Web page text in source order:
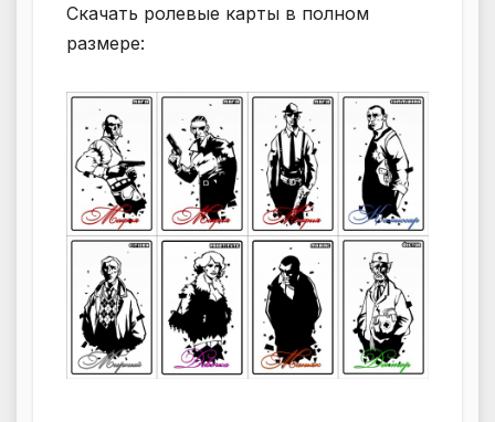
Скачать ролевые карты в полном
размере: